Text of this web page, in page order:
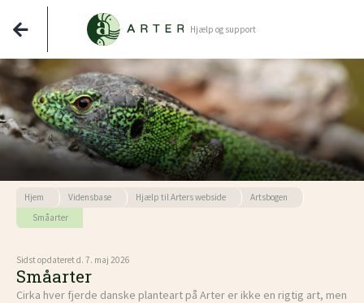
Hjælp og support
Hjem Vidensbase Hjælp til Arters webside
Artsbogen
Småarter
Sidst opdateret d. 7. maj 2026
Småarter
Cirka hver fjerde danske planteart på Arter er ikke en rigtig art, men